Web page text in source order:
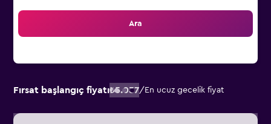
Ara
Fırsat başlangıç fiyatı₺5.037/ En ucuz gecelik fiyat